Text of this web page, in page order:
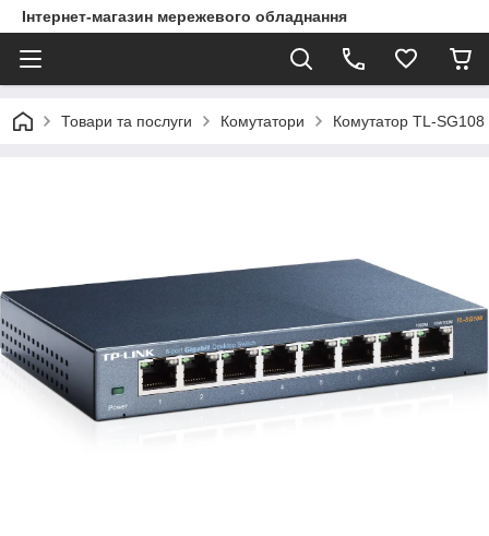
Інтернет-магазин мережевого обладнання
Товари та послуги Комутатори Комутатор TL-SG108